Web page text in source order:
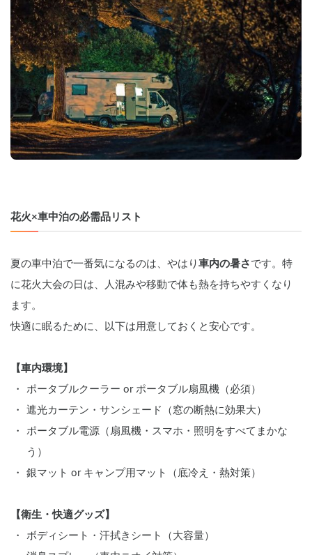
花火×車中泊の必需品リスト
夏の車中泊で一番気になるのは、やはり 車内の暑さ です。特
に花火大会の日は、人混みや移動で体も熱を持ちやすくなり
ます。
快適に眠るために、以下は用意しておくと安心です。
【車内環境】
ポータブルクーラー or ポータブル扇風機（必須）
遮光カーテン・サンシェード（窓の断熱に効果大）
ポータブル電源（扇風機・スマホ・照明をすべてまかな
う）
銀マット or キャンプ用マット（底冷え・熱対策）
【衛生・快適グッズ】
ボディシート・汗拭きシート（大容量）